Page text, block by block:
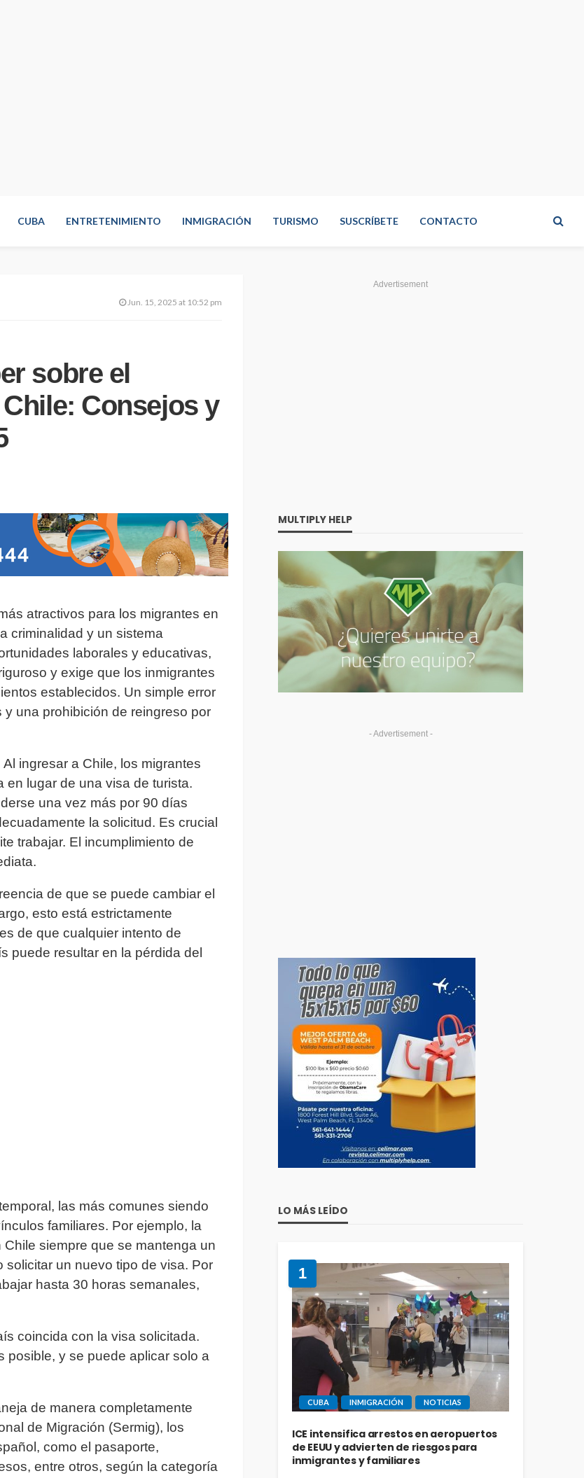
CUBA ENTRETENIMIENTO INMIGRACIÓN TURISMO SUSCRÍBETE CONTACTO
Jun. 15, 2025 at 10:52 pm
sobre el
Consejos y
atractivos para los migrantes en
criminalidad y un sistema
laborales y educativas,
y exige que los inmigrantes
establecidos. Un simple error
una prohibición de reingreso por
ingresar a Chile, los migrantes
en lugar de una visa de turista.
una vez más por 90 días
la solicitud. Es crucial
trabajar. El incumplimiento de
de que se puede cambiar el
esto está estrictamente
de que cualquier intento de
puede resultar en la pérdida del
las más comunes siendo
familiares. Por ejemplo, la
siempre que se mantenga un
un nuevo tipo de visa. Por
hasta 30 horas semanales,
coincida con la visa solicitada.
posible, y se puede aplicar solo a
de manera completamente
de Migración (Sermig), los
como el pasaporte,
entre otros, según la categoría
Advertisement
MULTIPLY HELP
- Advertisement -
LO MÁS LEÍDO
1
CUBA INMIGRACIÓN NOTICIAS
ICE intensifica arrestos en aeropuertos
de EEUU y advierten de riesgos para
inmigrantes y familiares